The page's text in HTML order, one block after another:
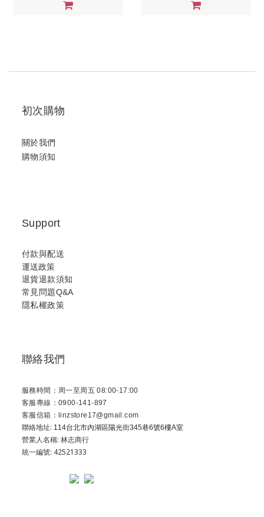
初次購物
關於我們
購物須知
Support
付款與配送
運送政策
退貨退款須知
常見問題Q&A
隱私權政策
聯絡我們
服務時間：周一至周五 08:00-17:00
客服專線：0900-141-897
客服信箱：linzstore17@gmail.com
聯絡地址: 114台北市內湖區陽光街345巷6號6樓A室
營業人名稱: 林志商行
統一編號: 42521333